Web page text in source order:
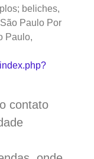
beliches,
Paulo Por
Paulo,
contato